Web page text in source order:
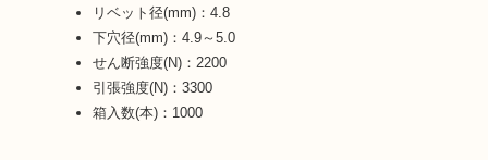
リベット径(mm)：4.8
下穴径(mm)：4.9～5.0
せん断強度(N)：2200
引張強度(N)：3300
箱入数(本)：1000